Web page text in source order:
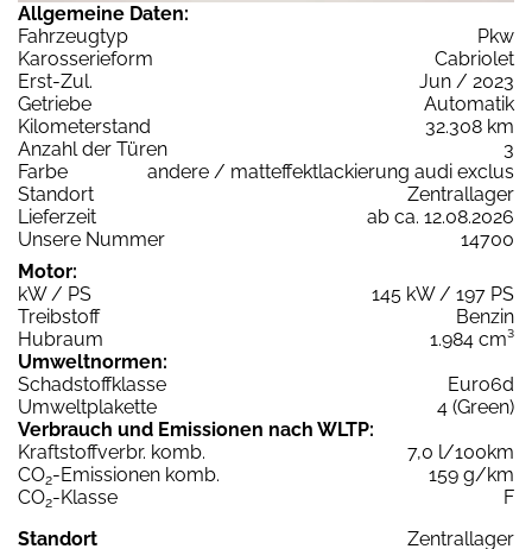
Allgemeine Daten:
Fahrzeugtyp
Pkw
Karosserieform
Cabriolet
Erst-Zul.
Jun / 2023
Getriebe
Automatik
Kilometerstand
32.308 km
Anzahl der Türen
3
Farbe
andere / matteffektlackierung audi exclus
Standort
Zentrallager
Lieferzeit
ab ca. 12.08.2026
Unsere Nummer
14700
Motor:
kW / PS
145 kW / 197 PS
Treibstoff
Benzin
Hubraum
1.984 cm³
Umweltnormen:
Schadstoffklasse
Euro6d
Umweltplakette
4 (Green)
Verbrauch und Emissionen nach WLTP:
Kraftstoffverbr. komb.
7,0 l/100km
CO2-Emissionen komb.
159 g/km
CO2-Klasse
F
Standort
Zentrallager